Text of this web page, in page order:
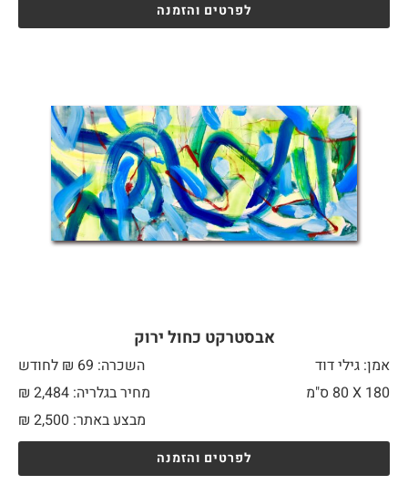
לפרטים והזמנה
אבסטרקט כחול ירוק
אמן: גילי דוד
השכרה: 69 ₪ לחודש
180 X
מחיר בגלריה: 2,484 ₪
מבצע באתר:
₪ 2,500
לפרטים והזמנה